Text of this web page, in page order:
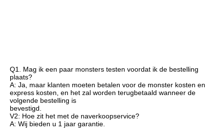
Q1. Mag ik een paar monsters testen voordat ik de bestelling
plaats?
A: Ja, maar klanten moeten betalen voor de monster kosten en
express kosten, en het zal worden terugbetaald wanneer de
volgende bestelling is
bevestigd.
V2: Hoe zit het met de naverkoopservice?
A: Wij bieden u 1 jaar garantie.